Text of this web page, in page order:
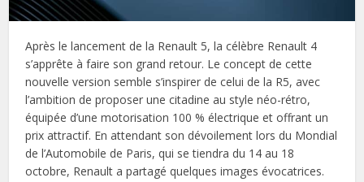
Après le lancement de la Renault 5, la célèbre Renault 4
s’apprête à faire son grand retour. Le concept de cette
nouvelle version semble s’inspirer de celui de la R5, avec
l’ambition de proposer une citadine au style néo-rétro,
équipée d’une motorisation 100 % électrique et offrant un
prix attractif. En attendant son dévoilement lors du Mondial
de l’Automobile de Paris, qui se tiendra du 14 au 18
octobre, Renault a partagé quelques images évocatrices.